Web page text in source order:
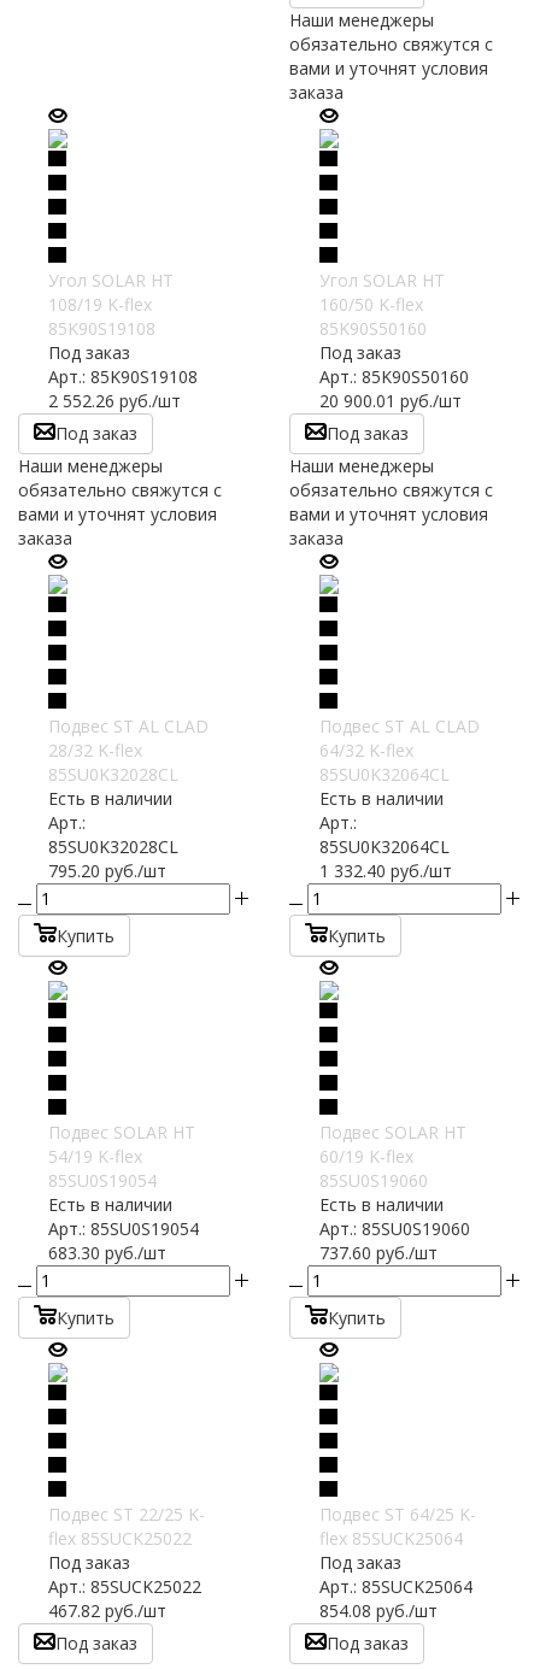
Наши менеджеры
обязательно свяжутся с
вами и уточнят условия
заказа
Угол SOLAR HT
108/19 K-flex
85K90S19108
Под заказ
Арт.: 85K90S19108
2 552.26 руб./шт
Под заказ
Наши менеджеры
обязательно свяжутся с
вами и уточнят условия
заказа
Угол SOLAR HT
160/50 K-flex
85K90S50160
Под заказ
Арт.: 85K90S50160
20 900.01 руб./шт
Под заказ
Наши менеджеры
обязательно свяжутся с
вами и уточнят условия
заказа
Подвес ST AL CLAD
28/32 K-flex
85SU0K32028CL
Есть в наличии
Арт.:
85SU0K32028CL
795.20 руб./шт
Купить
Подвес ST AL CLAD
64/32 K-flex
85SU0K32064CL
Есть в наличии
Арт.:
85SU0K32064CL
1 332.40 руб./шт
Купить
Подвес SOLAR HT
54/19 K-flex
85SU0S19054
Есть в наличии
Арт.: 85SU0S19054
683.30 руб./шт
Купить
Подвес SOLAR HT
60/19 K-flex
85SU0S19060
Есть в наличии
Арт.: 85SU0S19060
737.60 руб./шт
Купить
Подвес ST 22/25 K-
flex 85SUCK25022
Под заказ
Арт.: 85SUCK25022
467.82 руб./шт
Под заказ
Подвес ST 64/25 K-
flex 85SUCK25064
Под заказ
Арт.: 85SUCK25064
854.08 руб./шт
Под заказ